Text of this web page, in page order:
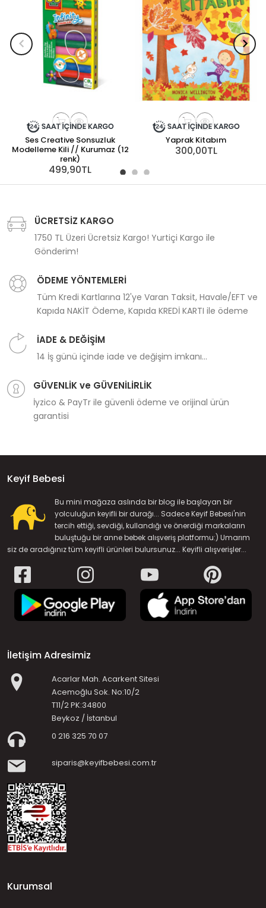
Ses Creative Sonsuzluk
Modelleme Kili // Kurumaz (12
renk)
499,90TL
Yaprak Kitabım
300,00TL
ÜCRETSİZ KARGO
1750 TL Üzeri Ücretsiz Kargo! Yurtiçi Kargo ile
Gönderim!
ÖDEME YÖNTEMLERİ
Tüm Kredi Kartlarına 12'ye Varan Taksit, Havale/EFT ve
Kapıda NAKİT Ödeme, Kapıda KREDİ KARTI ile ödeme
İADE & DEĞİŞİM
14 İş günü içinde iade ve değişim imkanı...
GÜVENLİK ve GÜVENİLİRLİK
İyzico & PayTr ile güvenli ödeme ve orijinal ürün
garantisi
Keyif Bebesi
Bu mini mağaza aslında bir blog ile başlayan bir
yolculuğun keyifli bir durağı... Sadece Keyif Bebesi'nin
tercih ettiği, sevdiği, kullandığı ve önerdiği markaların
buluştuğu bir anne bebek alışveriş platformu:) Umarım
siz de aradığınız tüm keyifli ürünleri bulursunuz... Keyifli alışverişler...
İletişim Adresimiz
Acarlar Mah. Acarkent Sitesi
Acemoğlu Sok. No:10/2
T11/2 PK:34800
Beykoz / İstanbul
0 216 325 70 07
siparis@keyifbebesi.com.tr
Kurumsal